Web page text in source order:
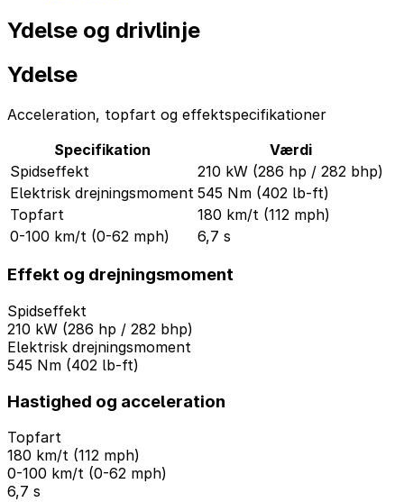
Ydelse og drivlinje
Ydelse
Acceleration, topfart og effektspecifikationer
Specifikation
Værdi
Spidseffekt
210 kW (286 hp / 282 bhp)
Elektrisk drejningsmoment 545 Nm (402 lb-ft)
Topfart
180 km/t (112 mph)
0-100 km/t (0-62 mph)
6,7 s
Effekt og drejningsmoment
Spidseffekt
210 kW (286 hp / 282 bhp)
Elektrisk drejningsmoment
545 Nm (402 lb-ft)
Hastighed og acceleration
Topfart
180 km/t (112 mph)
0-100 km/t (0-62 mph)
6,7 s